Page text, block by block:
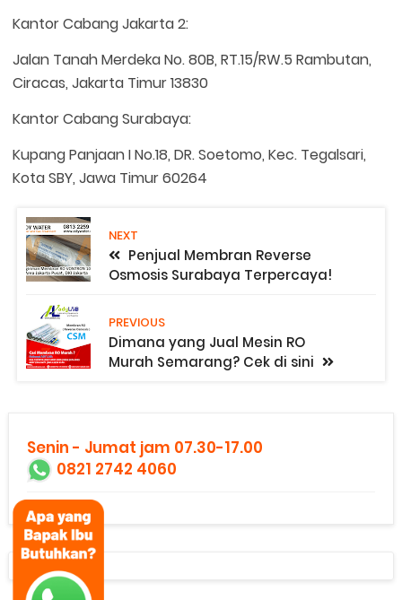
Kantor Cabang Jakarta 2:
Jalan Tanah Merdeka No. 80B, RT.15/RW.5 Rambutan,
Ciracas, Jakarta Timur 13830
Kantor Cabang Surabaya:
Kupang Panjaan I No.18, DR. Soetomo, Kec. Tegalsari,
Kota SBY, Jawa Timur 60264
NEXT
Penjual Membran Reverse
Osmosis Surabaya Terpercaya!
PREVIOUS
Dimana yang Jual Mesin RO
Murah Semarang? Cek di sini
Senin - Jumat jam 07.30-17.00
0821 2742 4060